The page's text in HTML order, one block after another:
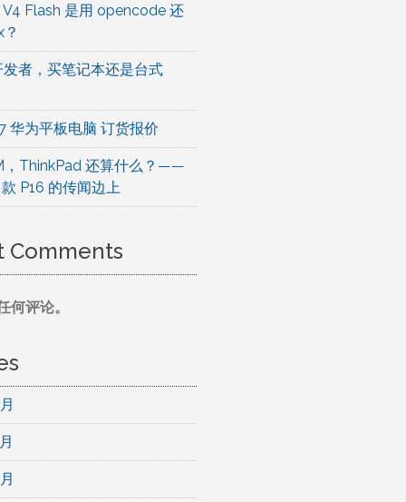
V4 Flash 是用 opencode 还
者，买笔记本还是台式
华为平板电脑 订货报价
，ThinkPad 还算什么？——
P16 的传闻边上
Comments
何评论。